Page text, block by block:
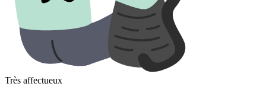
Très affectueux